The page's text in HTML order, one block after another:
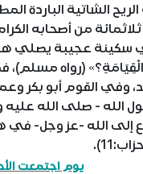
الريح الشاتية
من أصحابه
عجيبة يصلي هويا
(رواه
وفي القوم أبو
الله - صلى الله عليه
إلى الله -عز وجل- في
يوم اجتمعت